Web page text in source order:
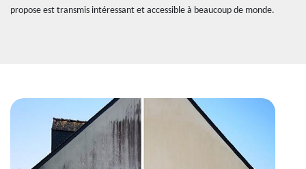
propose est transmis intéressant et accessible à beaucoup de monde.